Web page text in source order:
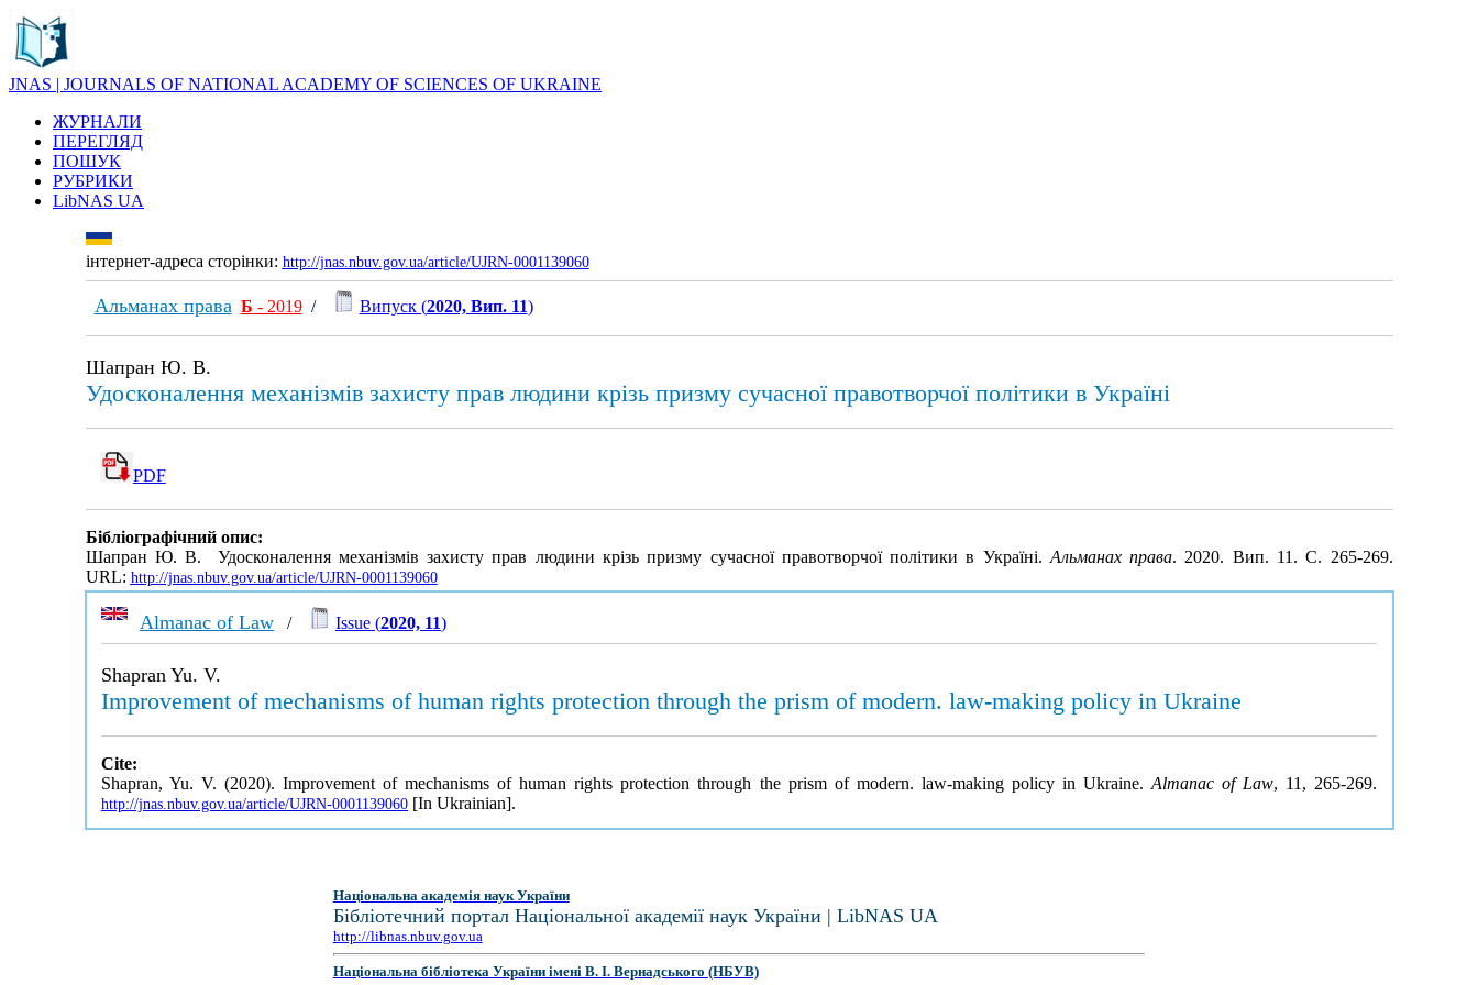
JNAS | JOURNALS OF NATIONAL ACADEMY OF SCIENCES OF UKRAINE
ЖУРНАЛИ
ПЕРЕГЛЯД
ПОШУК
РУБРИКИ
LibNAS UA
інтернет-адреса сторінки: http://jnas.nbuv.gov.ua/article/UJRN-0001139060
Альманах права Б - 2019/ Випуск (2020, Вип. 11)
Шапран Ю. В.
Удосконалення механізмів захисту прав людини крізь призму сучасної правотворчої політики в Україні
PDF
Бібліографічний опис:
Шапран Ю. В. Удосконалення механізмів захисту прав людини крізь призму сучасної правотворчої політики в Україні.Альманах права. 2020. Вип. 11. С. 265-269.
URL: http://jnas.nbuv.gov.ua/article/UJRN-0001139060
Almanac of Law/ Issue (2020, 11)
Shapran Yu. V.
Improvement of mechanisms of human rights protection through the prism of modern. law-making policy in Ukraine
Cite:
Shapran, Yu. V. (2020). Improvement of mechanisms of human rights protection through the prism of modern. law-making policy in Ukraine. Almanac of Law, 11, 265-269.
http://jnas.nbuv.gov.ua/article/UJRN-0001139060[In Ukrainian].
Національна академія наук України
Бібліотечний портал Національної академії наук України | LibNAS UA
http://libnas.nbuv.gov.ua
Національна бібліотека України імені В. І. Вернадського (НБУВ)